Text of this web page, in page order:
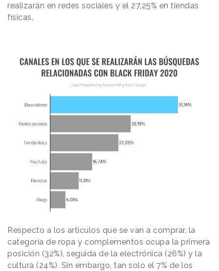
realizarán en redes sociales y el 27,25% en tiendas
físicas.
Respecto a los artículos que se van a comprar, la
categoría de ropa y complementos ocupa la primera
posición (32%), seguida de la electrónica (26%) y la
cultura (24%). Sin embargo, tan solo el 7% de los